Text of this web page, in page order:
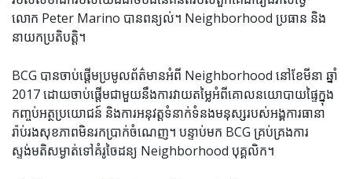
លោក Peter Marino បានពន្យល់។ Neighborhood ប្រធាន និង
នាយកប្រតិបត្តិ។
BCG បានចាប់ផ្តើមប្រមូលព័ត៌មានអំពី Neighborhood នៅខែមីនា ឆ្នាំ
2017 ដោយចាប់ផ្តើមជាមួយនឹងការវាយតម្លៃអំពីគោលនយោបាយផ្ទៃក្នុង
កញ្ចប់អត្ថប្រយោជន៍ និងការអនុវត្តទំនាក់ទំនងមនុស្សរបស់អង្គការធានា
រ៉ាប់រងសុខភាពមិនរកប្រាក់ចំណេញ។ បន្ទាប់មក BCG គ្រប់គ្រងការ
ស្ទង់មតិសម្ងាត់ទៅគំរូចៃដន្យ Neighborhood បុគ្គលិក។